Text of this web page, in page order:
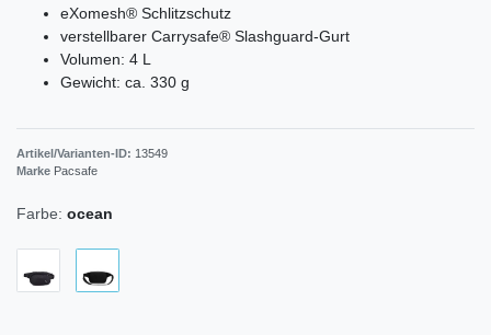
eXomesh® Schlitzschutz
verstellbarer Carrysafe® Slashguard-Gurt
Volumen: 4 L
Gewicht: ca. 330 g
Artikel/Varianten-ID: 13549
Marke Pacsafe
Farbe: ocean